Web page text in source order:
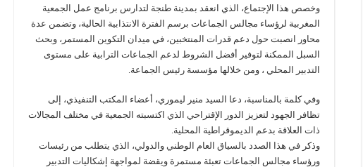
وخصص هذا الإجتماع، الذي انعقد بمدينة طنجة لتدارس برنامج عمل الجمعية
المغربية لرؤساء مجالس الجماعات برسم الفترة الانتذابية الحالية، وتضمن عدة
محاور انصبت حول دعم قدرات المنتخبين، في ميدان التكوين المستمر، وبحث
السبل الممكنة لتوفير أفضل الشروط لدعم الجماعات الترابية على مستوى
التدبير المحلي ، ومن خلالها مؤسسة رئيس الجماعة.
وفي كلمة بالمناسبة، دعا السيد منير ليموري، أعضاء المكتب التنفيذي، إلى
تظافر الجهود لتعزيز الدور الإقتراحي الذي اكتسبته الجمعية في مختلف المجالات
ذات العلاقة بدعم الديموقراطية المحلية.
وذكر في هذا الصدد بالسياق العام الوطني والدولي، الذي يتطلب من رئيسات
ورؤساء مجالس الجماعات تعبئة مستمرة ويقضة لمواجهة إشكاليات التدبير